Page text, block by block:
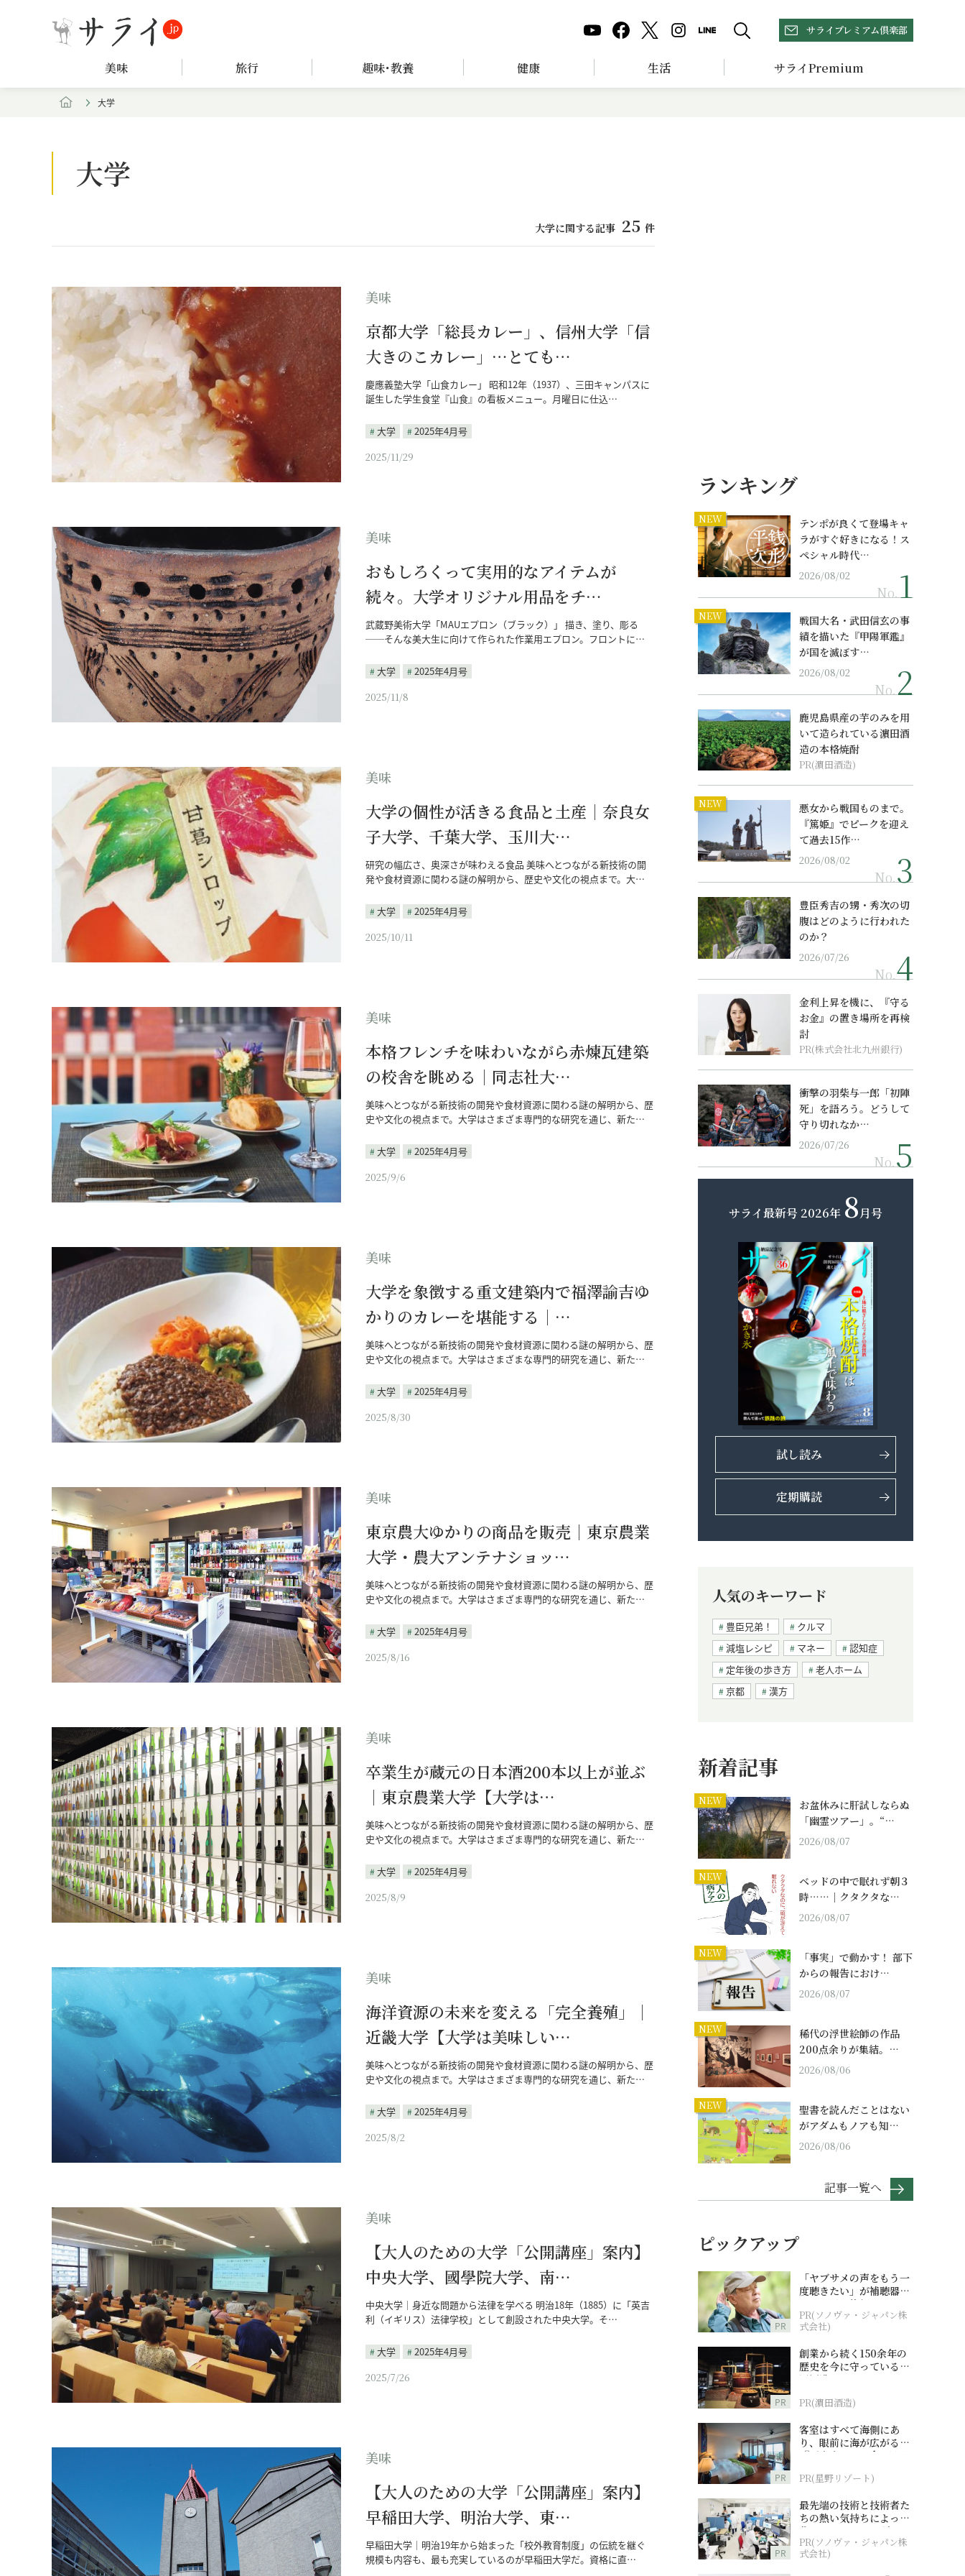
サライプレミアム倶楽部
美味 旅行 趣味･教養 健康 生活 サライPremium
大学
大学
大学に関する記事 25 件
美味
京都大学「総長カレー」、信州大学「信
大きのこカレー」…とても…
慶應義塾大学「山食カレー」 昭和12年（1937）、三田キャンパスに
誕生した学生食堂『山食』の看板メニュー。月曜日に仕込…
大学
2025年4月号
2025/11/29
美味
おもしろくって実用的なアイテムが
続々。大学オリジナル用品をチ…
武蔵野美術大学「MAUエプロン（ブラック）」 描き、塗り、彫る
──そんな美大生に向けて作られた作業用エプロン。フロントに…
大学
2025年4月号
2025/11/8
美味
大学の個性が活きる食品と土産｜奈良女
子大学、千葉大学、玉川大…
研究の幅広さ、奥深さが味わえる食品 美味へとつながる新技術の開
発や食材資源に関わる謎の解明から、歴史や文化の視点まで。大…
大学
2025年4月号
2025/10/11
美味
本格フレンチを味わいながら赤煉瓦建築
の校舎を眺める｜同志社大…
美味へとつながる新技術の開発や食材資源に関わる謎の解明から、歴
史や文化の視点まで。大学はさまざま専門的な研究を通じ、新た…
大学
2025年4月号
2025/9/6
美味
大学を象徴する重文建築内で福澤諭吉ゆ
かりのカレーを堪能する｜…
美味へとつながる新技術の開発や食材資源に関わる謎の解明から、歴
史や文化の視点まで。大学はさまざまな専門的研究を通じ、新た…
大学
2025年4月号
2025/8/30
美味
東京農大ゆかりの商品を販売｜東京農業
大学・農大アンテナショッ…
美味へとつながる新技術の開発や食材資源に関わる謎の解明から、歴
史や文化の視点まで。大学はさまざま専門的な研究を通じ、新た…
大学
2025年4月号
2025/8/16
美味
卒業生が蔵元の日本酒200本以上が並ぶ
｜東京農業大学【大学は…
美味へとつながる新技術の開発や食材資源に関わる謎の解明から、歴
史や文化の視点まで。大学はさまざま専門的な研究を通じ、新た…
大学
2025年4月号
2025/8/9
美味
海洋資源の未来を変える「完全養殖」｜
近畿大学【大学は美味しい…
美味へとつながる新技術の開発や食材資源に関わる謎の解明から、歴
史や文化の視点まで。大学はさまざま専門的な研究を通じ、新た…
大学
2025年4月号
2025/8/2
美味
【大人のための大学「公開講座」案内】
中央大学、國學院大学、南…
中央大学｜身近な問題から法律を学べる 明治18年（1885）に「英吉
利（イギリス）法律学校」として創設された中央大学。そ…
大学
2025年4月号
2025/7/26
美味
【大人のための大学「公開講座」案内】
早稲田大学、明治大学、東…
早稲田大学｜明治19年から始まった「校外教育制度」の伝統を継ぐ
規模も内容も、最も充実しているのが早稲田大学だ。資格に直…
ランキング
NEW
テンポが良くて登場キャ
ラがすぐ好きになる！ス
ペシャル時代…
2026/08/02
No.
NEW
戦国大名・武田信玄の事
績を描いた『甲陽軍鑑』
が国を滅ぼす…
2026/08/02
No.
鹿児島県産の芋のみを用
いて造られている濵田酒
造の本格焼酎
PR(濵田酒造)
NEW
悪女から戦国ものまで。
『篤姫』でピークを迎え
て過去15作…
2026/08/02
No.
豊臣秀吉の甥・秀次の切
腹はどのように行われた
のか？
2026/07/26
No.
金利上昇を機に、『守る
お金』の置き場所を再検
討
PR(株式会社北九州銀行)
衝撃の羽柴与一郎「初陣
死」を語ろう。どうして
守り切れなか…
2026/07/26
No.
サライ最新号 2026年 8月号
試し読み
定期購読
人気のキーワード
豊臣兄弟！
クルマ
減塩レシピ
マネー
認知症
定年後の歩き方
老人ホーム
京都
漢方
新着記事
NEW
お盆休みに肝試しならぬ
「幽霊ツアー」。“…
2026/08/07
NEW
ベッドの中で眠れず朝３
時……｜クタクタな…
2026/08/07
NEW
「事実」で動かす！ 部下
からの報告におけ…
2026/08/07
NEW
稀代の浮世絵師の作品
200点余りが集結。…
2026/08/06
NEW
聖書を読んだことはない
がアダムもノアも知…
2026/08/06
記事一覧へ
ピックアップ
PR
「ヤブサメの声をもう一
度聴きたい」が補聴器チ
ャレンジの後押しに
PR(ソノヴァ・ジャパン株
式会社)
PR
創業から続く150余年の
歴史を今に守っている濵
田酒造
PR(濵田酒造)
PR
客室はすべて海側にあ
り、眼前に海が広がる
『西表島ホテル by 星野
PR(星野リゾート)
PR
最先端の技術と技術者た
ちの熱い気持ちによって
作られているオーダーメ
イド補聴器
PR(ソノヴァ・ジャパン株
式会社)